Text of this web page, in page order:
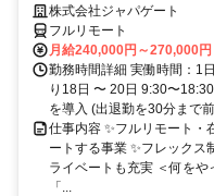
株式会社ジャパゲート
フルリモート
月給240,000円～270,000円
勤務時間詳細 実働時間：1
り18日 〜 20日 9:30〜
を導入 (出退勤を30分まで
仕事内容 ✨フルリモート・
ートする事業 ✨フレックス
ライベートも充実 ＜何をや
「...